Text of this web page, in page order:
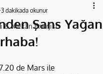
& Mekân EnerjisiŞans Yağan
3 dakikada okunur
de Mars ile